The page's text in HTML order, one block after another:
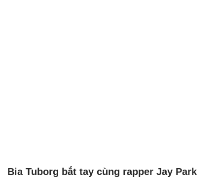
Bia Tuborg bắt tay cùng rapper Jay Park